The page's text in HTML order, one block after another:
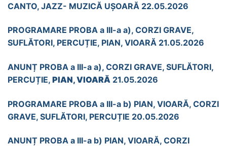
CANTO, JAZZ- MUZICĂ UȘOARĂ 22.05.2026
PROGRAMARE PROBA a III-a a), CORZI GRAVE,
SUFLĂTORI, PERCUȚIE, PIAN, VIOARĂ 21.05.2026
ANUNȚ PROBA a III-a a), CORZI GRAVE, SUFLĂTORI,
PERCUȚIE, PIAN, VIOARĂ 21.05.2026
PROGRAMARE PROBA a III-a b) PIAN, VIOARĂ, CORZI
GRAVE, SUFLĂTORI, PERCUȚIE 20.05.2026
ANUNȚ PROBA a III-a b) PIAN, VIOARĂ, CORZI